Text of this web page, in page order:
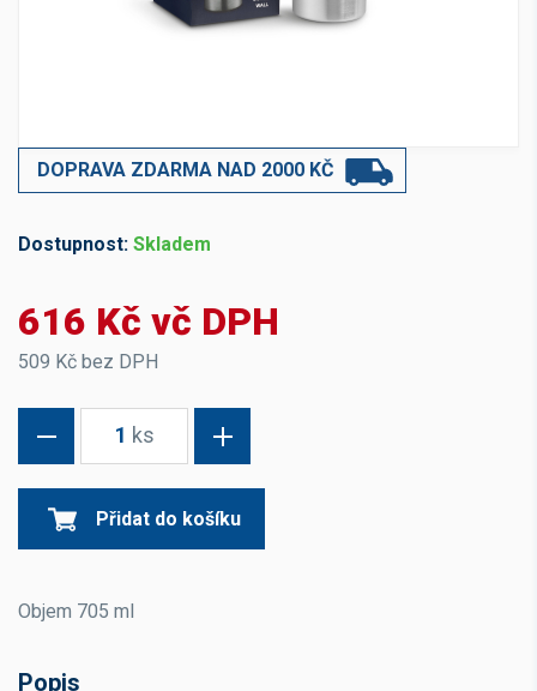
DOPRAVA ZDARMA NAD 2000 KČ
Dostupnost: Skladem
616 Kč vč DPH
509 Kč bez DPH
1 ks
Přidat do košíku
Objem 705 ml
Popis